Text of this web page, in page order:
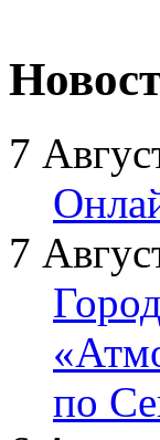
7
7
по